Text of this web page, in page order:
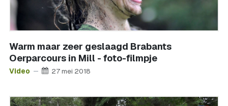
Warm maar zeer geslaagd Brabants
Oerparcours in Mill - foto-filmpje
Video 27 mei 2018